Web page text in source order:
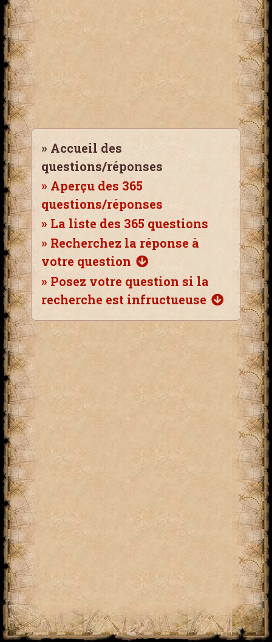
» Accueil des
questions/réponses
» Aperçu des 365
questions/réponses
» La liste des 365 questions
» Recherchez la réponse à
votre question
» Posez votre question si la
recherche est infructueuse